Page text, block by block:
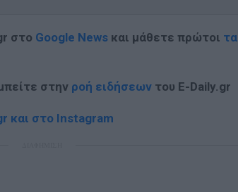
στο Google News και μάθετε πρώτοι τα
στην ροή ειδήσεων του E-Daily.gr
και στο Instagram